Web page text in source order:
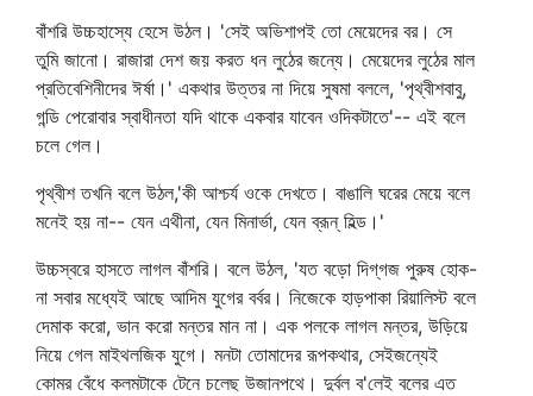
বাঁশরি উচ্চহাস্যে হেসে উঠল। 'সেই অভিশাপই তো মেয়েদের বর। সে
তুমি জানো। রাজারা দেশ জয় করত ধন লুঠের জন্যে। মেয়েদের লুঠের মাল
প্রতিবেশিনীদের ঈর্ষা।' একথার উত্তর না দিয়ে সুষমা বললে, 'পৃথ্বীশবাবু,
গন্ডি পেরোবার স্বাধীনতা যদি থাকে একবার যাবেন ওদিকটাতে'-- এই বলে
চলে গেল।
পৃথ্বীশ তখনি বলে উঠল,'কী আশ্চর্য ওকে দেখতে। বাঙালি ঘরের মেয়ে বলে
মনেই হয় না-- যেন এথীনা, যেন মিনার্ভা, যেন ব্রূন্‌ হিল্ড।'
উচ্চস্বরে হাসতে লাগল বাঁশরি। বলে উঠল, 'যত বড়ো দিগ্‌গজ পুরুষ হোক-
না সবার মধ্যেই আছে আদিম যুগের বর্বর। নিজেকে হাড়পাকা রিয়ালিস্ট বলে
দেমাক করো, ভান করো মন্তর মান না। এক পলকে লাগল মন্তর, উড়িয়ে
নিয়ে গেল মাইথলজিক যুগে। মনটা তোমাদের রূপকথার, সেইজন্যেই
কোমর বেঁধে কলমটাকে টেনে চলেছ উজানপথে। দুর্বল ব'লেই বলের এত